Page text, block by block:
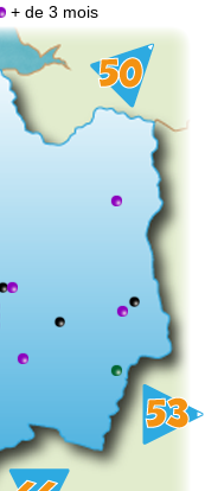
+ de 3 mois